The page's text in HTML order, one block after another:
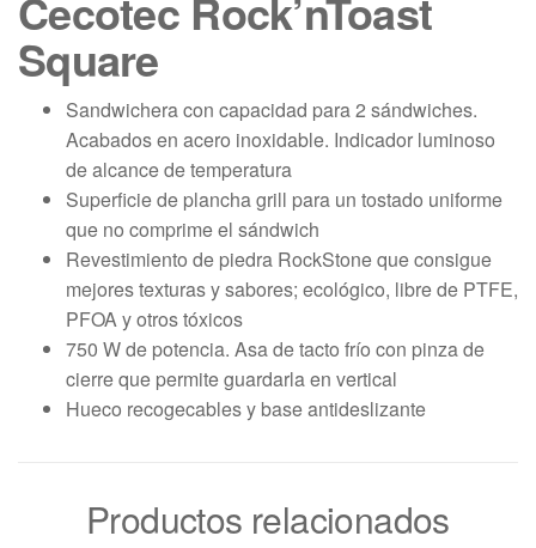
Square
Sandwichera con capacidad para 2 sándwiches.
Acabados en acero inoxidable. Indicador luminoso
de alcance de temperatura
Superficie de plancha grill para un tostado uniforme
que no comprime el sándwich
Revestimiento de piedra RockStone que consigue
mejores texturas y sabores; ecológico, libre de PTFE,
PFOA y otros tóxicos
750 W de potencia. Asa de tacto frío con pinza de
cierre que permite guardarla en vertical
Hueco recogecables y base antideslizante
Productos relacionados